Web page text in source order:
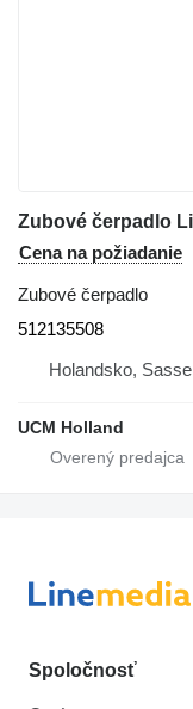
Cena na požiadanie
Zubové čerpadlo
512135508
Holandsko,
UCM Holland
Spoločnosť